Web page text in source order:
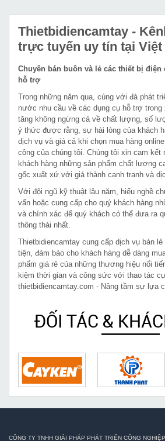
Thietbidiencamtay -
trực tuyến uy tín tại Việt
Chuyên bán buôn và lẻ các thiết bị điện
hỗ trợ
Trong những năm qua, cùng với đà phát
nước nhu cầu về các dụng cụ hỗ trợ
tăng không ngừng cả về chất lượng, số
ý thức được rằng, sự hài lòng của khách
dịch vụ và giá cả khi chọn mua hàng
công của chúng tôi. Chúng tôi xin cam kết
khách hàng những sản phẩm chất lượng
gốc xuất xứ với giá thành cạnh tranh và
Với đội ngũ kỹ thuật lâu năm, hiểu nghề
vấn hoặc cung cấp cho quý khách hàng
và chính xác để quý khách có thể đưa ra
thông thái nhất.
Thietbidiencamtay cung cấp dịch vụ bán
tiện, đảm bảo cho khách hàng dễ dàng
phẩm giá rẻ của những thương hiệu nổi
kiệm thời gian và công sức với thao tác
thietbidiencamtay.com - Nâng tầm sự lựa
ĐỐI TÁC &
CÔNG TY TNHH GIẢI PHÁP PHÁT TRIỂN CÔNG